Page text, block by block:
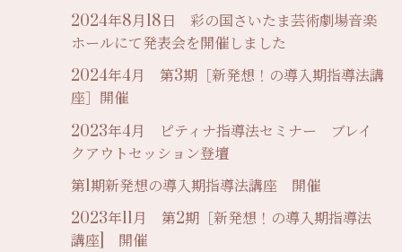
2024年8月18日 彩の国さいたま芸術劇場音楽
ホールにて発表会を開催しました
2024年4月 第3期［新発想！の導入期指導法講
座］開催
2023年4月 ピティナ指導法セミナー ブレイ
クアウトセッション登壇
第1期新発想の導入期指導法講座 開催
2023年11月 第2期［新発想！の導入期指導法
講座] 開催